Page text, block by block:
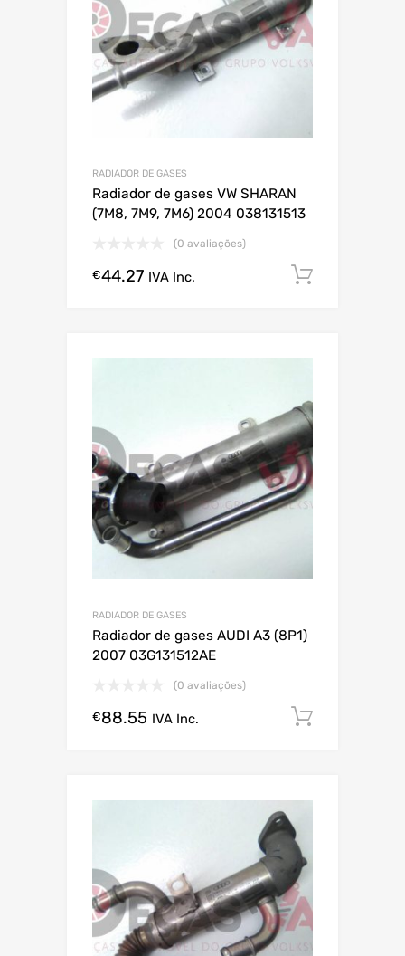
RADIADOR DE GASES
Radiador de gases VW SHARAN
(7M8, 7M9, 7M6) 2004 038131513
(0 avaliações)
€44.27 IVA Inc.
RADIADOR DE GASES
Radiador de gases AUDI A3 (8P1)
2007 03G131512AE
(0 avaliações)
€88.55 IVA Inc.